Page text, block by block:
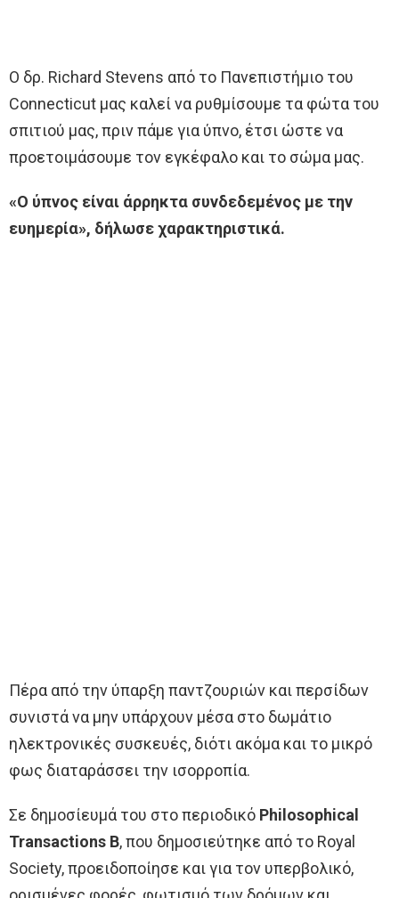
Ο δρ. Richard Stevens από το Πανεπιστήμιο του
Connecticut μας καλεί να ρυθμίσουμε τα φώτα του
σπιτιού μας, πριν πάμε για ύπνο, έτσι ώστε να
προετοιμάσουμε τον εγκέφαλο και το σώμα μας.
«Ο ύπνος είναι άρρηκτα συνδεδεμένος με την
ευημερία», δήλωσε χαρακτηριστικά.
Πέρα από την ύπαρξη παντζουριών και περσίδων
συνιστά να μην υπάρχουν μέσα στο δωμάτιο
ηλεκτρονικές συσκευές, διότι ακόμα και το μικρό
φως διαταράσσει την ισορροπία.
Σε δημοσίευμά του στο περιοδικό Philosophical
Transactions B, που δημοσιεύτηκε από το Royal
Society, προειδοποίησε και για τον υπερβολικό,